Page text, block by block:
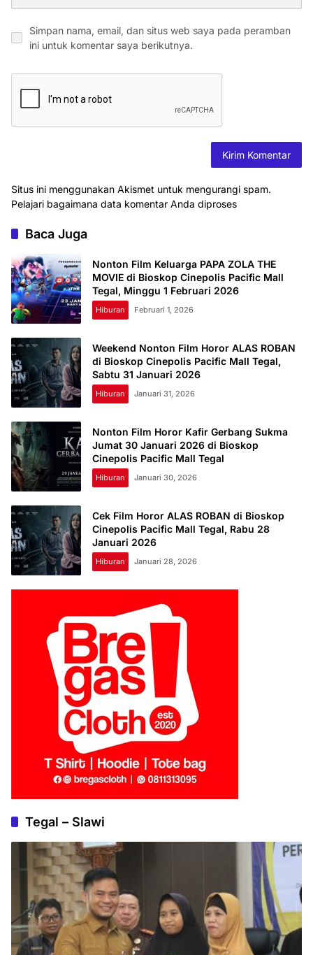
Simpan nama, email, dan situs web saya pada peramban
ini untuk komentar saya berikutnya.
Situs ini menggunakan Akismet untuk mengurangi spam.
Pelajari bagaimana data komentar Anda diproses
Baca Juga
Nonton Film Keluarga PAPA ZOLA THE
MOVIE di Bioskop Cinepolis Pacific Mall
Tegal, Minggu 1 Februari 2026
Hiburan Februari 1, 2026
Weekend Nonton Film Horor ALAS ROBAN
di Bioskop Cinepolis Pacific Mall Tegal,
Sabtu 31 Januari 2026
Hiburan Januari 31, 2026
Nonton Film Horor Kafir Gerbang Sukma
Jumat 30 Januari 2026 di Bioskop
Cinepolis Pacific Mall Tegal
Hiburan Januari 30, 2026
Cek Film Horor ALAS ROBAN di Bioskop
Cinepolis Pacific Mall Tegal, Rabu 28
Januari 2026
Hiburan Januari 28, 2026
Tegal – Slawi